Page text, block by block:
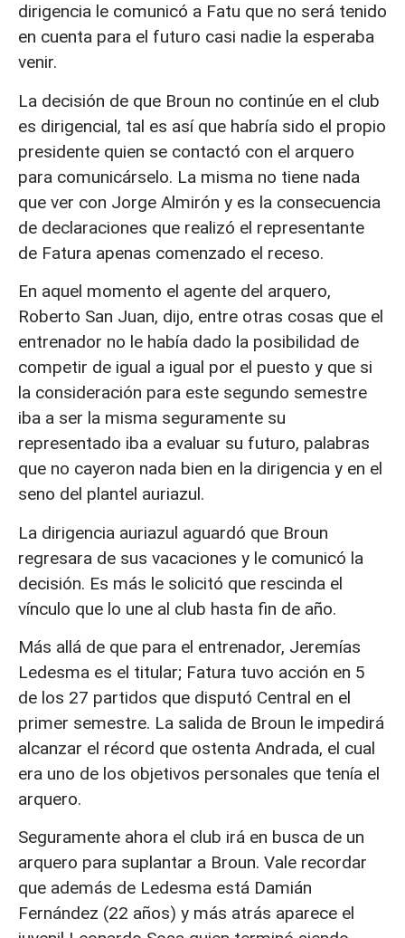
dirigencia le comunicó a Fatu que no será tenido
en cuenta para el futuro casi nadie la esperaba
venir.
La decisión de que Broun no continúe en el club
es dirigencial, tal es así que habría sido el propio
presidente quien se contactó con el arquero
para comunicárselo. La misma no tiene nada
que ver con Jorge Almirón y es la consecuencia
de declaraciones que realizó el representante
de Fatura apenas comenzado el receso.
En aquel momento el agente del arquero,
Roberto San Juan, dijo, entre otras cosas que el
entrenador no le había dado la posibilidad de
competir de igual a igual por el puesto y que si
la consideración para este segundo semestre
iba a ser la misma seguramente su
representado iba a evaluar su futuro, palabras
que no cayeron nada bien en la dirigencia y en el
seno del plantel auriazul.
La dirigencia auriazul aguardó que Broun
regresara de sus vacaciones y le comunicó la
decisión. Es más le solicitó que rescinda el
vínculo que lo une al club hasta fin de año.
Más allá de que para el entrenador, Jeremías
Ledesma es el titular; Fatura tuvo acción en 5
de los 27 partidos que disputó Central en el
primer semestre. La salida de Broun le impedirá
alcanzar el récord que ostenta Andrada, el cual
era uno de los objetivos personales que tenía el
arquero.
Seguramente ahora el club irá en busca de un
arquero para suplantar a Broun. Vale recordar
que además de Ledesma está Damián
Fernández (22 años) y más atrás aparece el